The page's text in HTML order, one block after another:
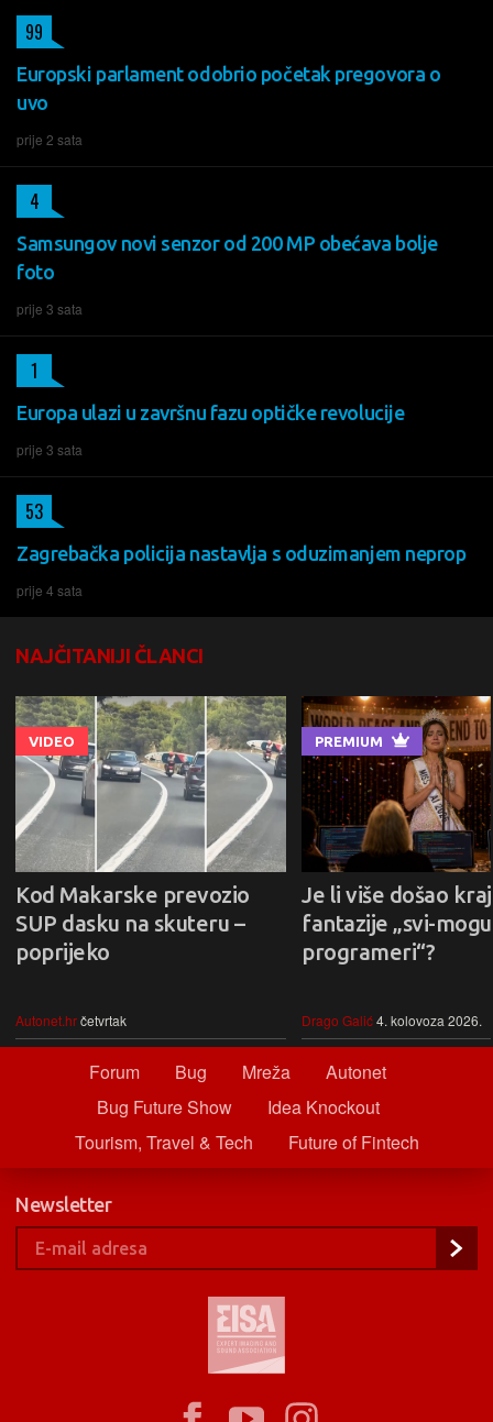
Europski parlament odobrio početak pregovora o
uvo
prije 2 sata
99
Samsungov novi senzor od 200 MP obećava bolje
foto
prije 3 sata
4
Europa ulazi u završnu fazu optičke revolucije
prije 3 sata
1
Zagrebačka policija nastavlja s oduzimanjem neprop
prije 4 sata
53
NAJČITANIJI ČLANCI
VIDEO
Kod Makarske prevozio
SUP dasku na skuteru –
poprijeko
Autonet.hrčetvrtak
PREMIUM
Je li više došao kraj
fantazije „svi-
programeri“?
Drago Galić4. kolovoza 2026.
Forum Bug Mreža
Autonet
Bug Future Show
Idea Knockout
Tourism, Travel & Tech
Future of Fintech
Newsletter